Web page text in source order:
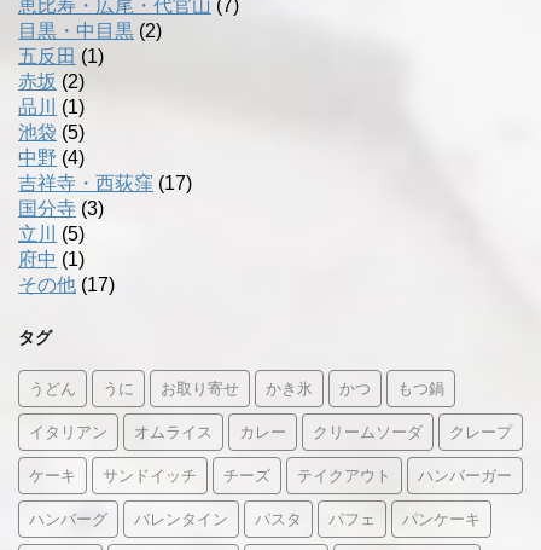
恵比寿・広尾・代官山 (7)
目黒・中目黒 (2)
五反田 (1)
赤坂 (2)
品川
(1)
池袋 (5)
中野 (4)
吉祥寺・西荻窪 (17)
国分寺 (3)
立川
(5)
府中 (1)
その他 (17)
タグ
うどん うに お取り寄せ かき氷 かつ もつ鍋
イタリアン オムライス カレー クリームソーダ クレープ
ケーキ サンドイッチ チーズ テイクアウト ハンバーガー
ハンバーグ バレンタイン パスタ パフェ パンケーキ